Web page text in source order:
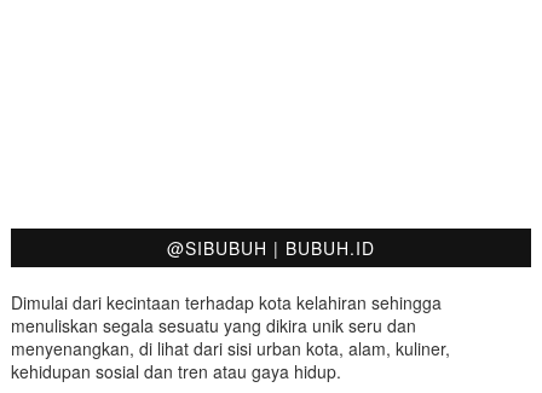
@SIBUBUH | BUBUH.ID
Dimulai dari kecintaan terhadap kota kelahiran sehingga
menuliskan segala sesuatu yang dikira unik seru dan
menyenangkan, di lihat dari sisi urban kota, alam, kuliner,
kehidupan sosial dan tren atau gaya hidup.